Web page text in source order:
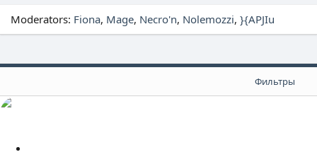
Moderators: Fiona Mage Necro'n Nolemozzi }{APJIu
Фильтры